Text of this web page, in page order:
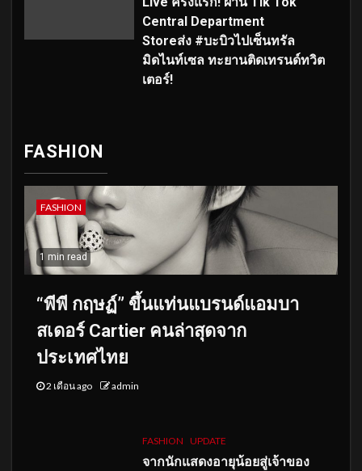
Central Department
Storeส่ง #บะบิวไปเซ็นทรัล
มิดไนท์เซล ทะยานติดเทรนด์ทวิต
เตอร์!
FASHION
FASHION
1 min read
“พีพี กฤษฏ์” ขึ้นแท่นแบรนด์แอมบา
สเดอร์ Cartier คนล่าสุดจาก
ประเทศไทย
2 เดือน ago admin
FASHION UPDATE
จากนักแสดงอายุน้อยสู่เจ้าของ